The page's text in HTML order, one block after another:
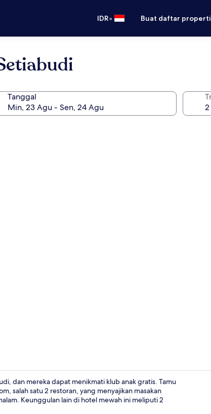
IDR• Buat daftar
Tanggal
dan mereka dapat menikmati klub anak gratis. Tamu
salah satu 2 restoran, yang menyajikan masakan
Keunggulan lain di hotel mewah ini meliputi 2